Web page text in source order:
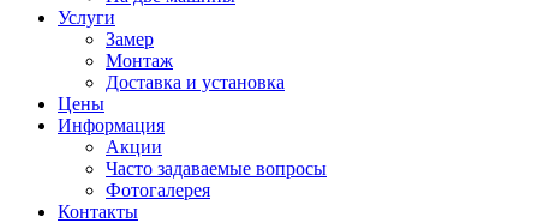
Услуги
Замер
Монтаж
Доставка и установка
Цены
Информация
Акции
Часто задаваемые вопросы
Фотогалерея
Контакты